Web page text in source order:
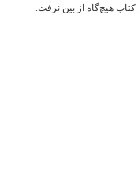
هیچ‌گاه از بین نرفت.